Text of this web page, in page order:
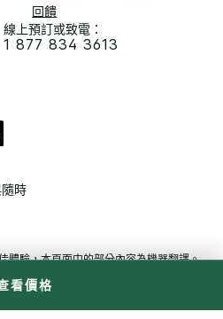
看價格
回饋
線上預訂或致電：
1 877 834 3613
時
體驗，本頁面中的部分內容為機器翻譯。
有權利。多數飯店為獨立產全及獨立